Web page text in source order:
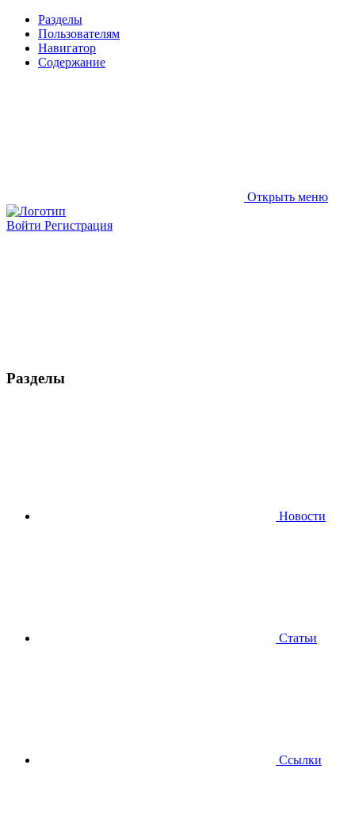
Разделы
Пользователям
Навигатор
Содержание
Открыть меню
Войти Регистрация
Разделы
Новости
Статьи
Ссылки